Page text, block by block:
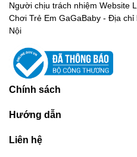
Người chịu trách nhiệm Website
Chơi Trẻ Em GaGaBaby - Địa
Nội
Chính sách
Hướng dẫn
Liên hệ